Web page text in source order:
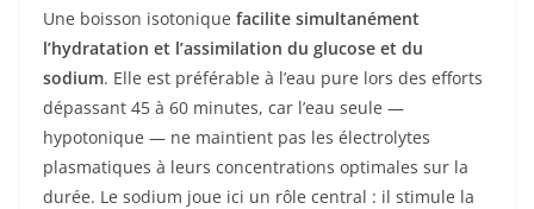
Une boisson isotonique facilite simultanément
l’hydratation et l’assimilation du glucose et du
sodium. Elle est préférable à l’eau pure lors des efforts
dépassant 45 à 60 minutes, car l’eau seule —
hypotonique — ne maintient pas les électrolytes
plasmatiques à leurs concentrations optimales sur la
durée. Le sodium joue ici un rôle central : il stimule la